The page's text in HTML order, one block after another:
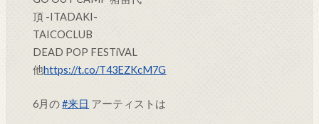
頂 -ITADAKI-
TAICOCLUB
DEAD POP FESTiVAL
他https://t.co/T43EZKcM7G
6月の#来日 アーティストは